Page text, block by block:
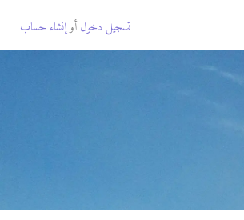
تسجيل دخول أوإنشاء حساب